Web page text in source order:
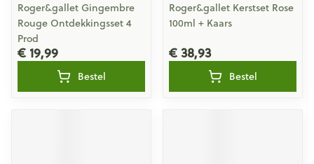
Roger&gallet Gingembre
Rouge Ontdekkingsset 4
Prod
€ 19,99
Bestel
Roger&gallet Kerstset Rose
100ml + Kaars
€ 38,93
Bestel